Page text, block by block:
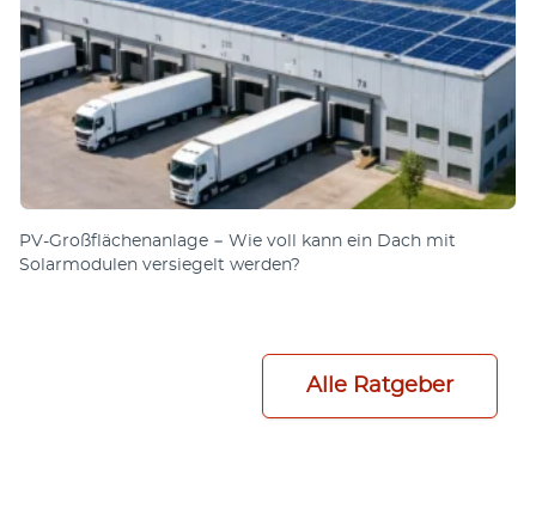
PV-Großflächenanlage − Wie voll kann ein Dach mit
Solarmodulen versiegelt werden?
Alle Ratgeber